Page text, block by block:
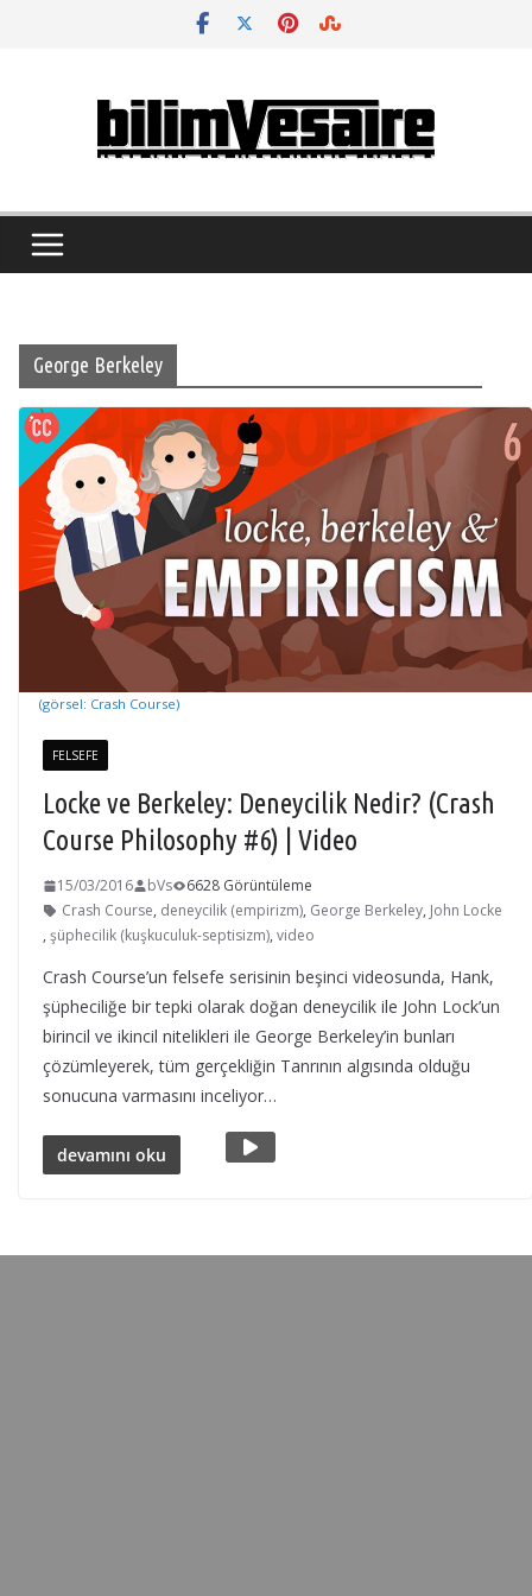
George Berkeley
(görsel: Crash Course)
FELSEFE
Locke ve Berkeley: Deneycilik Nedir? (Crash
Course Philosophy #6) | Video
15/03/2016 bVs
6628 Görüntüleme
Crash Course, deneycilik (empirizm), George Berkeley, John Locke
, şüphecilik (kuşkuculuk-septisizm), video
Crash Course’un felsefe serisinin beşinci videosunda, Hank,
şüpheciliğe bir tepki olarak doğan deneycilik ile John Lock’un
birincil ve ikincil nitelikleri ile George Berkeley’in bunları
çözümleyerek, tüm gerçekliğin Tanrının algısında olduğu
sonucuna varmasını inceliyor…
devamını oku